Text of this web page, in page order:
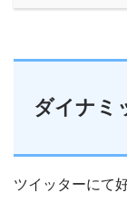
ダイナミ
ツイッターにて